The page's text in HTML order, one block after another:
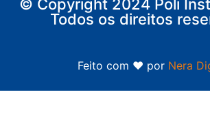
© Copyright 2024 Poli
Todos os direitos
Feito com ❤ por Nera